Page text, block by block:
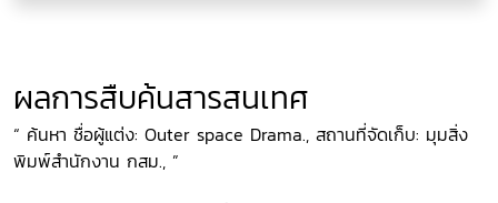
ผลการสืบค้นสารสนเทศ
“ ค้นหา ชื่อผู้แต่ง: Outer space Drama., สถานที่จัดเก็บ: มุมสิ่ง
พิมพ์สำนักงาน กสม., ”